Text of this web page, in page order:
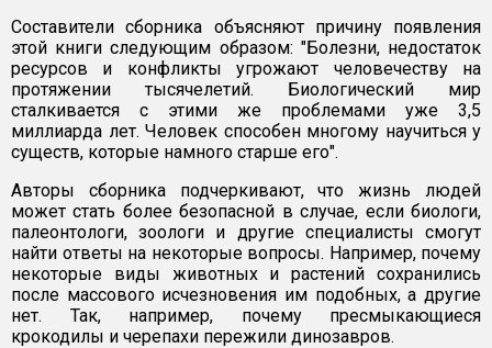
Составители сборника объясняют причину появления
этой книги следующим образом: "Болезни, недостаток
ресурсов и конфликты угрожают человечеству на
протяжении тысячелетий. Биологический мир
сталкивается с этими же проблемами уже 3,5
миллиарда лет. Человек способен многому научиться у
существ, которые намного старше его".
Авторы сборника подчеркивают, что жизнь людей
может стать более безопасной в случае, если биологи,
палеонтологи, зоологи и другие специалисты смогут
найти ответы на некоторые вопросы. Например, почему
некоторые виды животных и растений сохранились
после массового исчезновения им подобных, а другие
нет. Так, например, почему пресмыкающиеся
крокодилы и черепахи пережили динозавров.